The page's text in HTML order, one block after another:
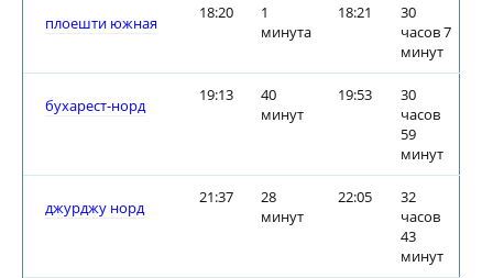
плоешти южная
18:20
1
минута
18:21
30
часов 7
минут
бухарест-норд
19:13
40
минут
19:53
30
часов
59
минут
джурджу норд
21:37
28
минут
22:05
32
часов
43
минут